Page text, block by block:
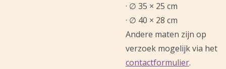
· ∅ 35 × 25 cm
· ∅ 40 × 28 cm
Andere maten zijn op
verzoek mogelijk via het
contactformulier.